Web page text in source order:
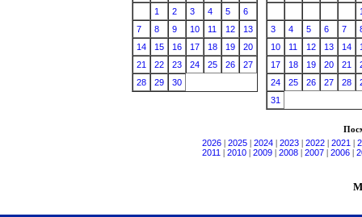
1
2 3 4 5
6
7
8 9 10 11 12
13
14
15 16 17 18 19
20
21
22 23 24 25 26
27
28
29 30
3
4 5 6 7
10
11 12 13 14
17
18 19 20 21
24
25 26 27 28
31
2026
2025 2024 2023 2022 2021
2011
2010 2009 2008 2007 2006